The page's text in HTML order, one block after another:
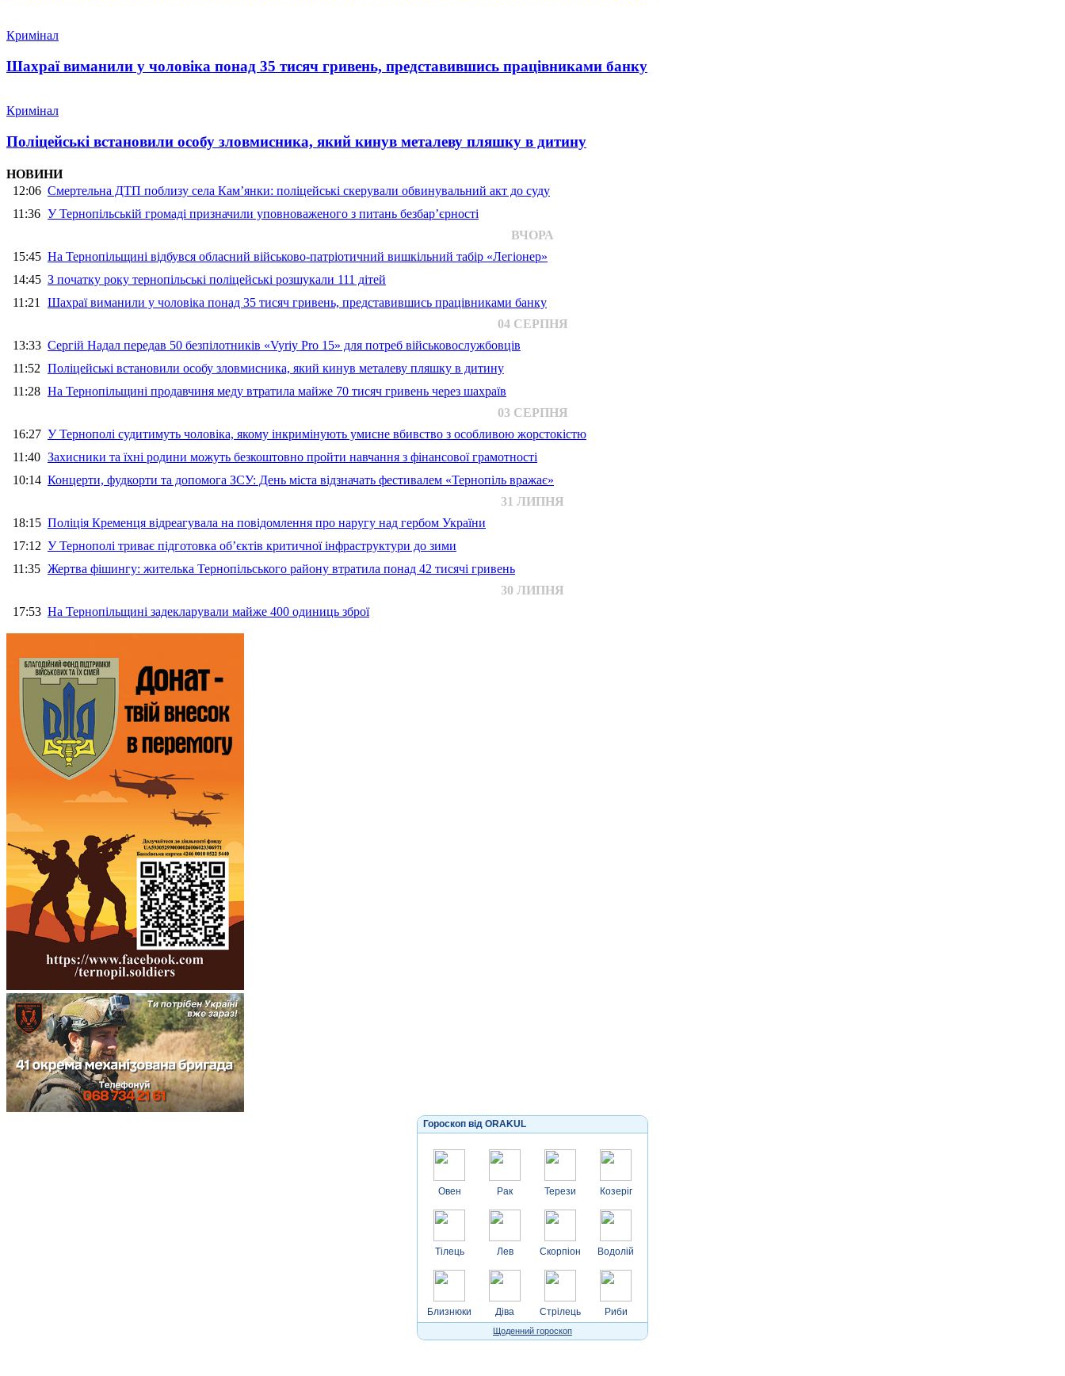
Кримінал
Шахраї виманили у чоловіка понад 35 тисяч гривень, представившись працівниками банку
Кримінал
Поліцейські встановили особу зловмисника, який кинув металеву пляшку в дитину
НОВИНИ
12:06 Смертельна ДТП поблизу села Кам’янки: поліцейські скерували обвинувальний акт до суду
11:36 У Тернопільській громаді призначили уповноваженого з питань безбар’єрності
ВЧОРА
15:45 На Тернопільщині відбувся обласний військово-патріотичний вишкільний табір «Легіонер»
14:45 З початку року тернопільські поліцейські розшукали 111 дітей
11:21 Шахраї виманили у чоловіка понад 35 тисяч гривень, представившись працівниками банку
04 СЕРПНЯ
13:33 Сергій Надал передав 50 безпілотників «Vyriy Pro 15» для потреб військовослужбовців
11:52 Поліцейські встановили особу зловмисника, який кинув металеву пляшку в дитину
11:28 На Тернопільщині продавчиня меду втратила майже 70 тисяч гривень через шахраїв
03 СЕРПНЯ
16:27 У Тернополі судитимуть чоловіка, якому інкримінують умисне вбивство з особливою жорстокістю
11:40 Захисники та їхні родини можуть безкоштовно пройти навчання з фінансової грамотності
10:14 Концерти, фудкорти та допомога ЗСУ: День міста відзначать фестивалем «Тернопіль вражає»
31 ЛИПНЯ
18:15 Поліція Кременця відреагувала на повідомлення про наругу над гербом України
17:12 У Тернополі триває підготовка об’єктів критичної інфраструктури до зими
11:35 Жертва фішингу: жителька Тернопільського району втратила понад 42 тисячі гривень
30 ЛИПНЯ
17:53 На Тернопільщині задекларували майже 400 одиниць зброї
Гороскоп від ORAKUL
Овен
Тілець
Близнюки
Рак
Лев
Діва
Терези
Скорпіон
Стрілець
Козеріг
Водолій
Риби
Щоденний гороскоп